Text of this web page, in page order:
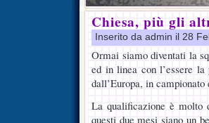
Chiesa, più gli
Inserito da admin il 28
Ormai siamo diventati la
ed in linea con l’essere la
dall’Europa, in
La qualificazione è molto
questi due mesi siano un